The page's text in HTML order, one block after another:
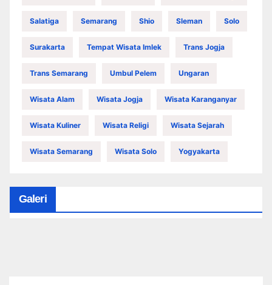
Salatiga Semarang Shio Sleman Solo
Surakarta Tempat Wisata Imlek Trans Jogja
Trans Semarang Umbul Pelem Ungaran
Wisata Alam Wisata Jogja Wisata Karanganyar
Wisata Kuliner Wisata Religi Wisata Sejarah
Wisata Semarang Wisata Solo Yogyakarta
Galeri